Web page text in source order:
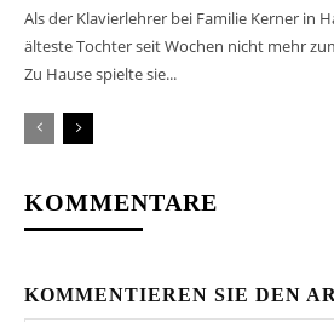
Als der Klavierlehrer bei Familie Kerner in
älteste Tochter seit Wochen nicht mehr
Zu Hause spielte sie...
KOMMENTARE
KOMMENTIEREN SIE DEN